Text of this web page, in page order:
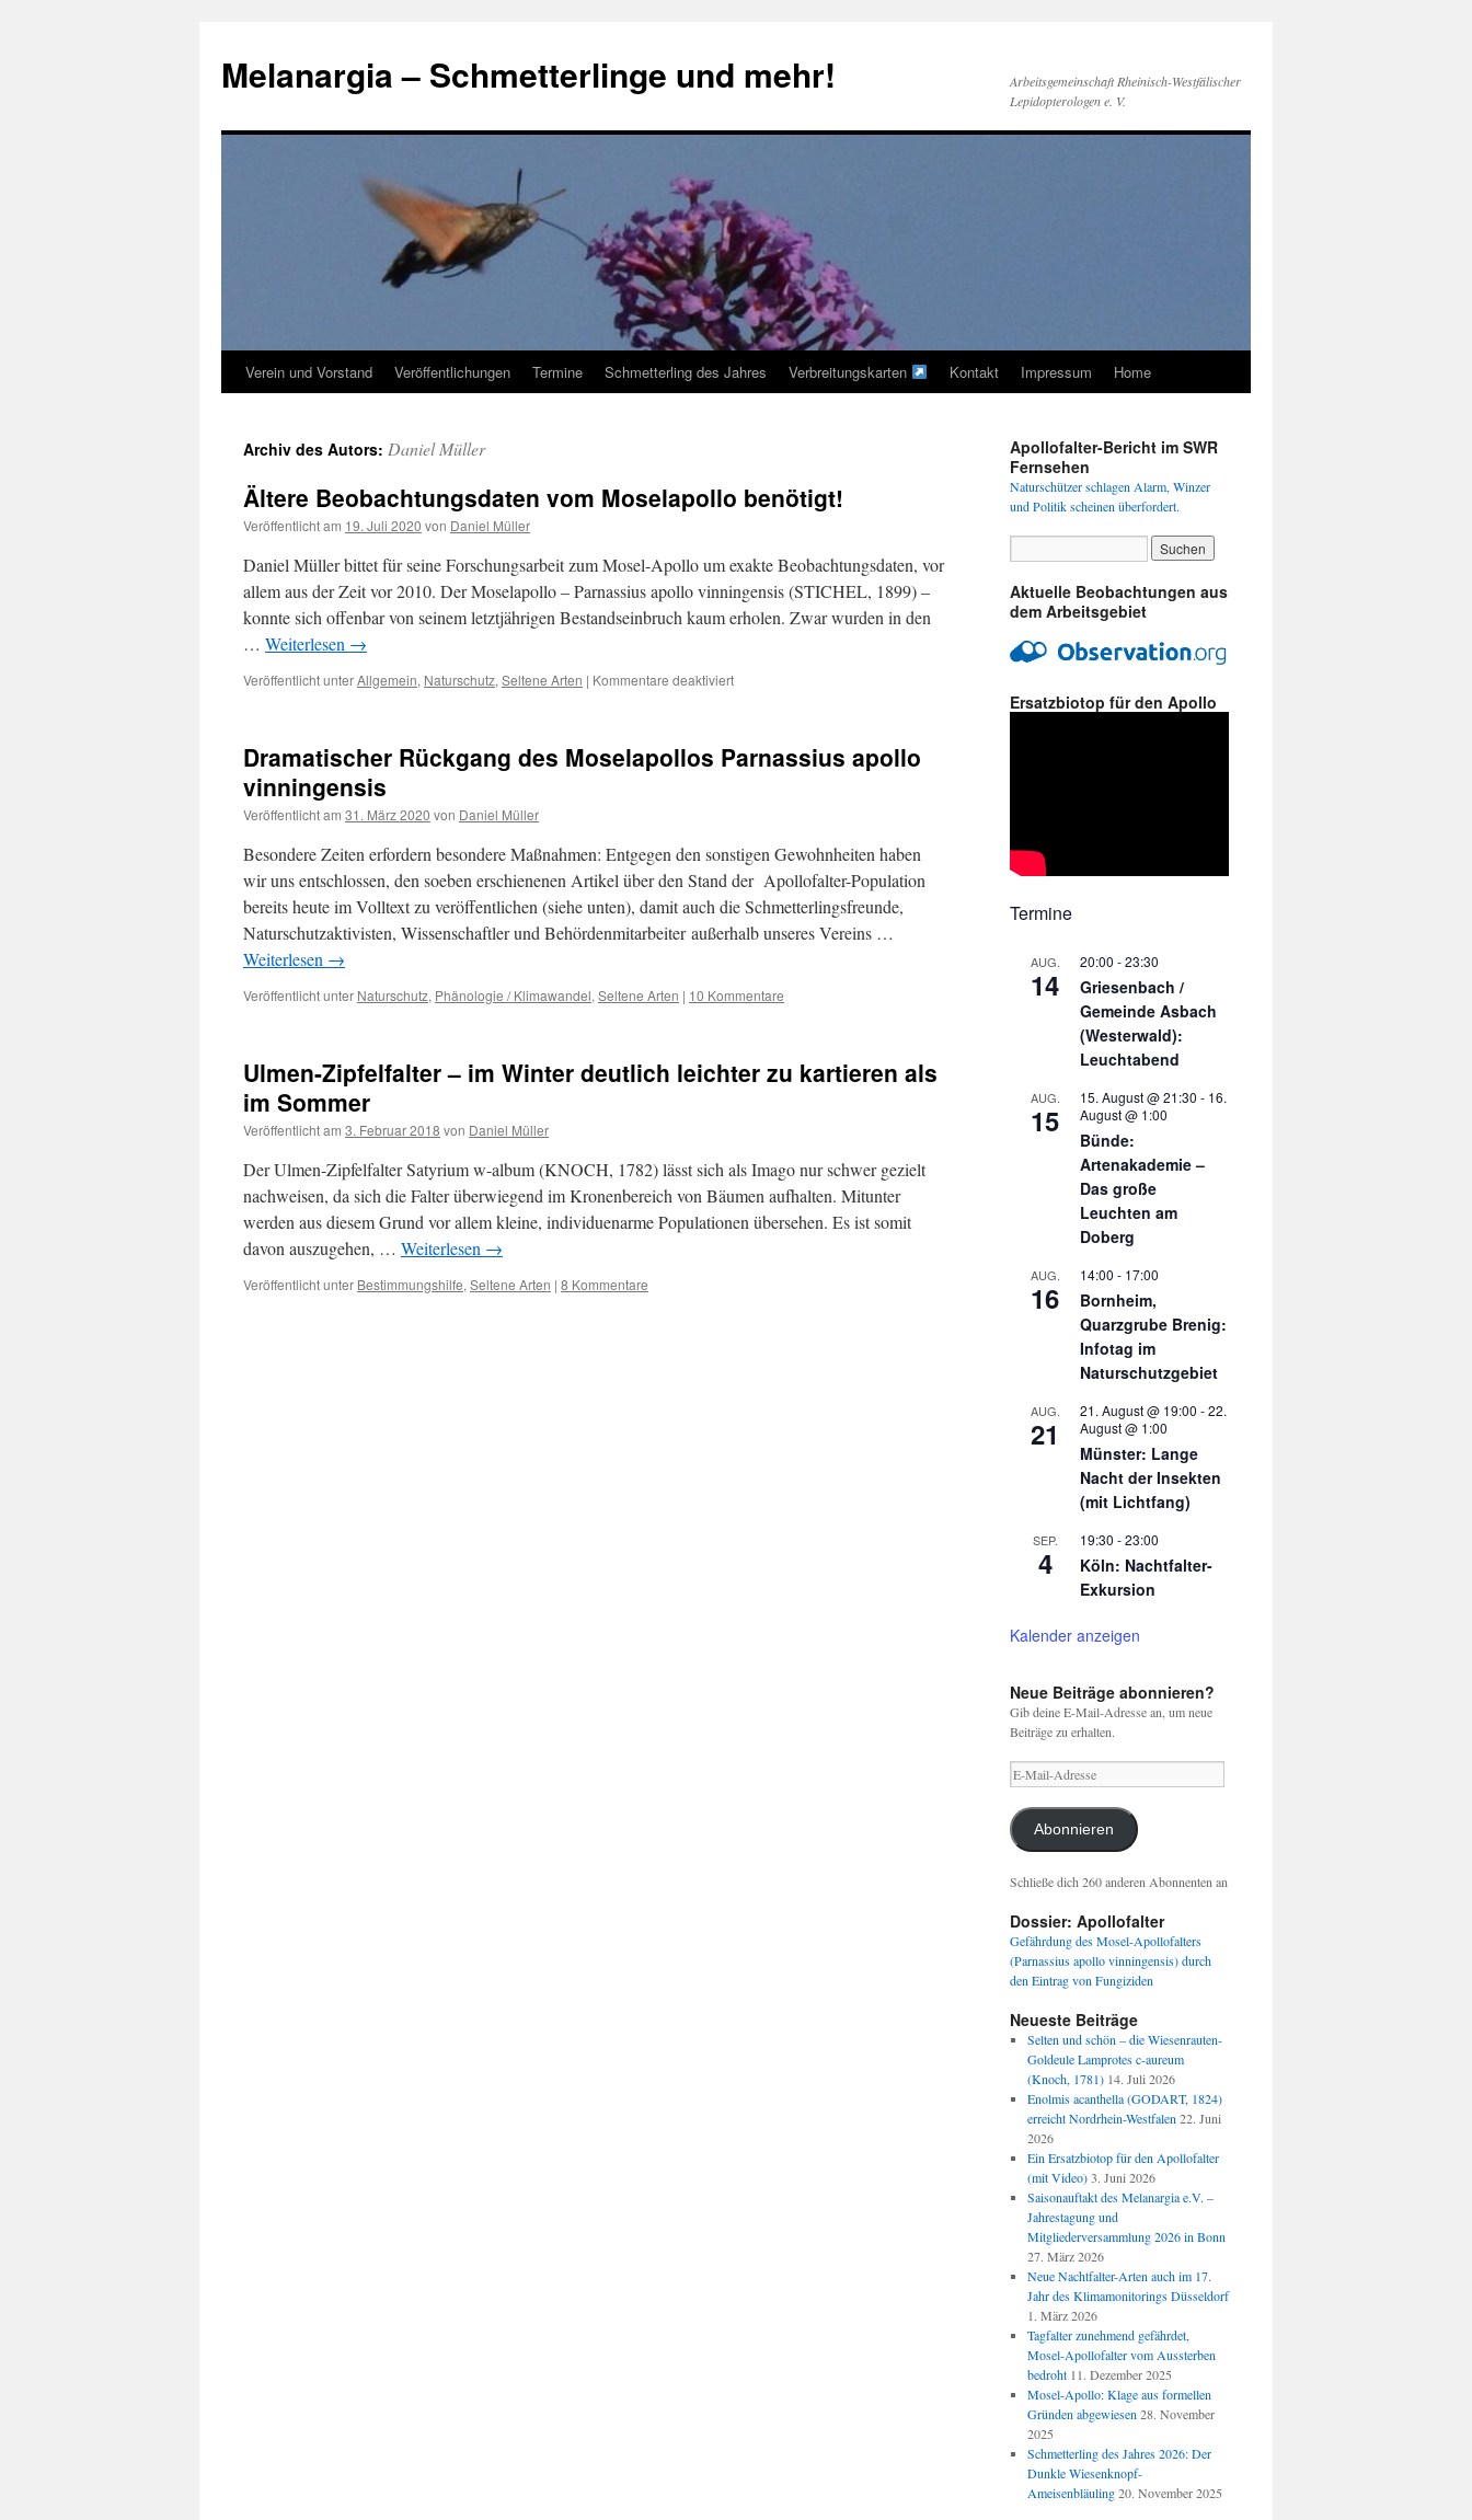
springen
Melanargia – Schmetterlinge und mehr!
Arbeitsgemeinschaft Rheinisch-Westfälischer
Lepidopterologen e. V.
Verein und Vorstand Veröffentlichungen Termine Schmetterling des Jahres Verbreitungskarten Kontakt Impressum Home
Archiv des Autors: Daniel Müller
Ältere Beobachtungsdaten vom Moselapollo benötigt!
Veröffentlicht am 19. Juli 2020 von Daniel Müller
Daniel Müller bittet für seine Forschungsarbeit zum Mosel-Apollo um exakte Beobachtungsdaten, vor
allem aus der Zeit vor 2010. Der Moselapollo – Parnassius apollo vinningensis (STICHEL, 1899) –
konnte sich offenbar von seinem letztjährigen Bestandseinbruch kaum erholen. Zwar wurden in den
… Weiterlesen →
Veröffentlicht unterAllgemein, Naturschutz, Seltene Arten | Kommentare deaktiviertfür
Moselapollo
Dramatischer Rückgang des Moselapollos Parnassius apollo
vinningensis
Veröffentlicht am 31. März 2020 von Daniel Müller
Besondere Zeiten erfordern besondere Maßnahmen: Entgegen den sonstigen Gewohnheiten haben
wir uns entschlossen, den soeben erschienenen Artikel über den Stand der Apollofalter-Population
bereits heute im Volltext zu veröffentlichen (siehe unten), damit auch die Schmetterlingsfreunde,
Naturschutzaktivisten, Wissenschaftler und Behördenmitarbeiter außerhalb unseres Vereins …
Weiterlesen →
Veröffentlicht unter Naturschutz, Phänologie / Klimawandel, Seltene Arten | 10 Kommentare
Ulmen-Zipfelfalter – im Winter deutlich leichter zu kartieren als
im Sommer
Veröffentlicht am 3. Februar 2018 von Daniel Müller
Der Ulmen-Zipfelfalter Satyrium w-album (KNOCH, 1782) lässt sich als Imago nur schwer gezielt
nachweisen, da sich die Falter überwiegend im Kronenbereich von Bäumen aufhalten. Mitunter
werden aus diesem Grund vor allem kleine, individuenarme Populationen übersehen. Es ist somit
davon auszugehen, … Weiterlesen →
Veröffentlicht unter Bestimmungshilfe, Seltene Arten | 8 Kommentare
Apollofalter-Bericht im SWR
Fernsehen
Naturschützer schlagen Alarm, Winzer
und Politik scheinen überfordert.
Aktuelle Beobachtungen aus
dem Arbeitsgebiet
Ersatzbiotop für den Apollo
Termine
AUG.
14
20:00 -23:30
Griesenbach /
Gemeinde Asbach
(Westerwald):
Leuchtabend
AUG.
15
15. August @ 21:30 - 16.
August @ 1:00
Bünde:
Artenakademie –
Das große
Leuchten am
Doberg
AUG.
16
14:00 - 17:00
Bornheim,
Quarzgrube Brenig:
Infotag im
Naturschutzgebiet
AUG.
21
21. August @ 19:00 -22.
August @ 1:00
Münster: Lange
Nacht der Insekten
(mit Lichtfang)
SEP.
4
19:30 -23:00
Köln: Nachtfalter-
Exkursion
Kalender anzeigen
Neue Beiträge abonnieren?
Gib deine E-Mail-Adresse an, um neue
Beiträge zu erhalten.
E-
Mail-
Adresse
Abonnieren
Schließe dich 260 anderen Abonnenten an
Dossier: Apollofalter
Gefährdung des Mosel-Apollofalters
(Parnassius apollo vinningensis) durch
den Eintrag von Fungiziden
Neueste Beiträge
Selten und schön – die Wiesenrauten-
Goldeule Lamprotes c-aureum
(Knoch, 1781) 14. Juli 2026
Enolmis acanthella (GODART, 1824)
erreicht Nordrhein-Westfalen 22. Juni
2026
Ein Ersatzbiotop für den Apollofalter
(mit Video) 3. Juni 2026
Saisonauftakt des Melanargia e.V. –
Jahrestagung und
Mitgliederversammlung 2026 in Bonn
27. März 2026
Neue Nachtfalter-Arten auch im 17.
Jahr des Klimamonitorings Düsseldorf
1. März 2026
Tagfalter zunehmend gefährdet,
Mosel-Apollofalter vom Aussterben
bedroht 11. Dezember 2025
Mosel-Apollo: Klage aus formellen
Gründen abgewiesen 28. November
2025
Schmetterling des Jahres 2026: Der
Dunkle Wiesenknopf-
Ameisenbläuling 20. November 2025